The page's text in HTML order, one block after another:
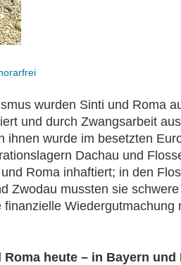
wurden Sinti und Roma
und durch Zwangsarbeit
ihnen wurde im besetzten
Dachau und
Roma inhaftiert; in den
Zwodau mussten sie
Wiedergutmachung
heute – in Bayern und